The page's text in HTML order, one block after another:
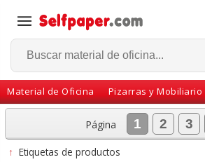
Material de Oficina Pizarras y Mobiliario
Volver
Página 1 2 3
↑Etiquetas de productos